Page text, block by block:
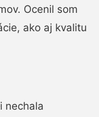
Ocenil som
ako aj kvalitu
nechala